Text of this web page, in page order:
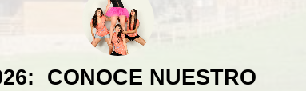
CONOCE NUESTRO